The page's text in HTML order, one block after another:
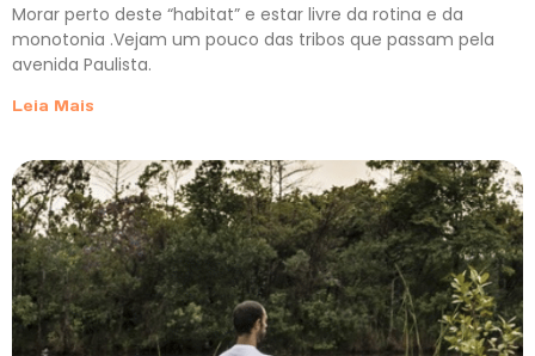
Morar perto deste “habitat” e estar livre da rotina e da
monotonia .Vejam um pouco das tribos que passam pela
avenida Paulista.
Leia Mais